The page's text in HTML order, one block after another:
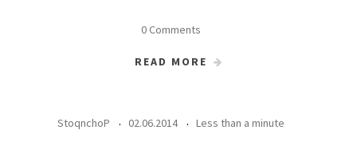
0 Comments
READ MORE
StoqnchoP 02.06.2014 Less than a minute